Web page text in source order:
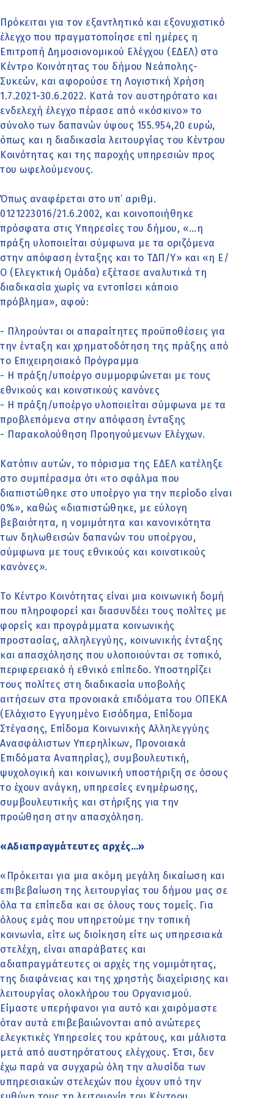
Πρόκειται για τον εξαντλητικό και εξονυχιστικό
έλεγχο που πραγματοποίησε επί ημέρες η
Επιτροπή Δημοσιονομικού Ελέγχου (ΕΔΕΛ) στο
Κέντρο Κοινότητας του δήμου Νεάπολης-
Συκεών, και αφορούσε τη Λογιστική Χρήση
1.7.2021-30.6.2022. Κατά τον αυστηρότατο και
ενδελεχή έλεγχο πέρασε από «κόσκινο» το
σύνολο των δαπανών ύψους 155.954,20 ευρώ,
όπως και η διαδικασία λειτουργίας του Κέντρου
Κοινότητας και της παροχής υπηρεσιών προς
του ωφελούμενους.
Όπως αναφέρεται στο υπ’ αριθμ.
0121223016/21.6.2002, και κοινοποιήθηκε
πρόσφατα στις Υπηρεσίες του δήμου, «…η
πράξη υλοποιείται σύμφωνα με τα οριζόμενα
στην απόφαση ένταξης και το ΤΔΠ/Υ» και «η Ε/
Ο (Ελεγκτική Ομάδα) εξέτασε αναλυτικά τη
διαδικασία χωρίς να εντοπίσει κάποιο
πρόβλημα», αφού:
- Πληρούνται οι απαραίτητες προϋποθέσεις για
την ένταξη και χρηματοδότηση της πράξης από
το Επιχειρησιακό Πρόγραμμα
- Η πράξη/υποέργο συμμορφώνεται με τους
εθνικούς και κοινοτικούς κανόνες
- Η πράξη/υποέργο υλοποιείται σύμφωνα με τα
προβλεπόμενα στην απόφαση ένταξης
- Παρακολούθηση Προηγούμενων Ελέγχων.
Κατόπιν αυτών, το πόρισμα της ΕΔΕΛ κατέληξε
στο συμπέρασμα ότι «το σφάλμα που
διαπιστώθηκε στο υποέργο για την περίοδο είναι
0%», καθώς «διαπιστώθηκε, με εύλογη
βεβαιότητα, η νομιμότητα και κανονικότητα
των δηλωθεισών δαπανών του υποέργου,
σύμφωνα με τους εθνικούς και κοινοτικούς
κανόνες».
Το Κέντρο Κοινότητας είναι μια κοινωνική δομή
που πληροφορεί και διασυνδέει τους πολίτες με
φορείς και προγράμματα κοινωνικής
προστασίας, αλληλεγγύης, κοινωνικής ένταξης
και απασχόλησης που υλοποιούνται σε τοπικό,
περιφερειακό ή εθνικό επίπεδο. Υποστηρίζει
τους πολίτες στη διαδικασία υποβολής
αιτήσεων στα προνοιακά επιδόματα του ΟΠΕΚΑ
(Ελάχιστο Εγγυημένο Εισόδημα, Επίδομα
Στέγασης, Επίδομα Κοινωνικής Αλληλεγγύης
Ανασφάλιστων Υπερηλίκων, Προνοιακά
Επιδόματα Αναπηρίας), συμβουλευτική,
ψυχολογική και κοινωνική υποστήριξη σε όσους
το έχουν ανάγκη, υπηρεσίες ενημέρωσης,
συμβουλευτικής και στήριξης για την
προώθηση στην απασχόληση.
«Αδιαπραγμάτευτες αρχές…»
«Πρόκειται για μια ακόμη μεγάλη δικαίωση και
επιβεβαίωση της λειτουργίας του δήμου μας σε
όλα τα επίπεδα και σε όλους τους τομείς. Για
όλους εμάς που υπηρετούμε την τοπική
κοινωνία, είτε ως διοίκηση είτε ως υπηρεσιακά
στελέχη, είναι απαράβατες και
αδιαπραγμάτευτες οι αρχές της νομιμότητας,
της διαφάνειας και της χρηστής διαχείρισης και
λειτουργίας ολοκλήρου του Οργανισμού.
Είμαστε υπερήφανοι για αυτό και χαιρόμαστε
όταν αυτά επιβεβαιώνονται από ανώτερες
ελεγκτικές Υπηρεσίες του κράτους, και μάλιστα
μετά από αυστηρότατους ελέγχους. Έτσι, δεν
έχω παρά να συγχαρώ όλη την αλυσίδα των
υπηρεσιακών στελεχών που έχουν υπό την